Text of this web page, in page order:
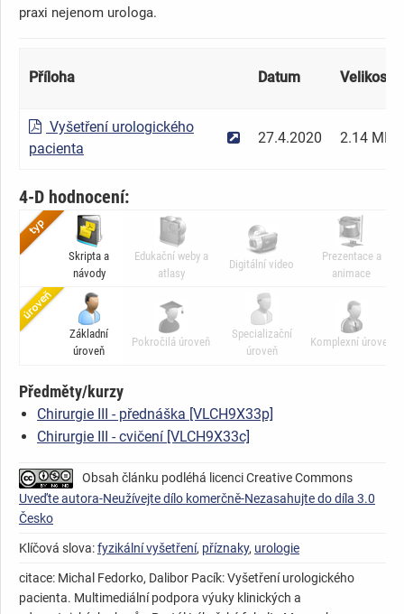
praxi nejenom urologa.
Příloha Datum Velikost
Vyšetření urologického
pacienta
27.4.2020 2.14 MB
4-D hodnocení:
Skripta a
návody
Edukační weby a
atlasy
Digitální video
Prezentace a
animace
Základní
úroveň
Pokročilá úroveň
Specializační
úroveň
Komplexní úroveň
Předměty/kurzy
Chirurgie III - přednáška [VLCH9X33p]
Chirurgie III - cvičení [VLCH9X33c]
Obsah článku podléhá licenci Creative Commons
Uveďte autora-Neužívejte dílo komerčně-Nezasahujte do díla 3.0
Česko
Klíčová slova:fyzikální vyšetření, příznaky, urologie
citace: Michal Fedorko, Dalibor Pacík: Vyšetření urologického
pacienta. Multimediální podpora výuky klinických a